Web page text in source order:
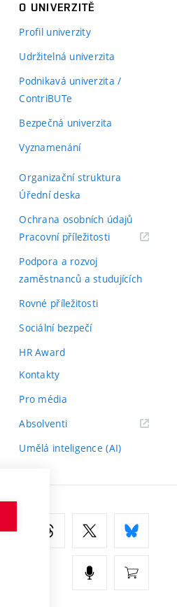
O UNIVERZITĚ
Profil univerzity
Udržitelná univerzita
Podnikavá univerzita /
ContriBUTe
Bezpečná univerzita
Vyznamenání
Organizační struktura
Úřední deska
Ochrana osobních údajů
Pracovní příležitosti(externí
Podpora a rozvoj
zaměstnanců a studujících
Rovné příležitosti
Sociální bezpečí
HR Award
Kontakty
Pro média
Absolventi(externí
Umělá inteligence (AI)